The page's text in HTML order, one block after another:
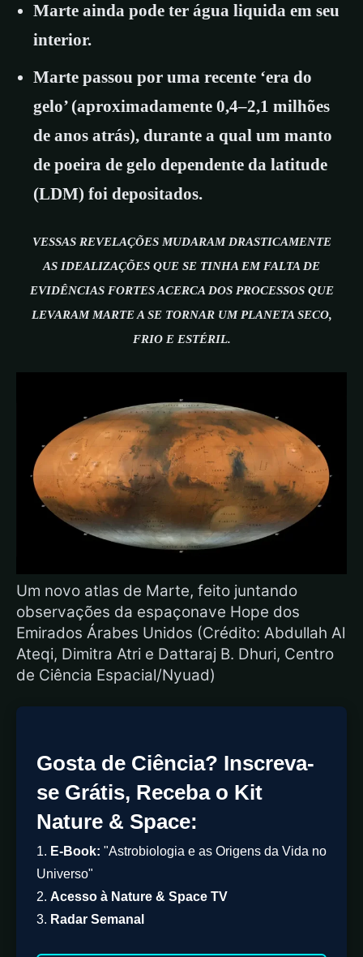
Marte ainda pode ter água liquida em seu
interior.
Marte passou por uma recente ‘era do
gelo’ (aproximadamente 0,4–2,1 milhões
de anos atrás), durante a qual um manto
de poeira de gelo dependente da latitude
(LDM) foi depositados.
VESSAS REVELAÇÕES MUDARAM DRASTICAMENTE
AS IDEALIZAÇÕES QUE SE TINHA EM FALTA DE
EVIDÊNCIAS FORTES ACERCA DOS PROCESSOS QUE
LEVARAM MARTE A SE TORNAR UM PLANETA SECO,
FRIO E ESTÉRIL.
Um novo atlas de Marte, feito juntando
observações da espaçonave Hope dos
Emirados Árabes Unidos (Crédito: Abdullah Al
Ateqi, Dimitra Atri e Dattaraj B. Dhuri, Centro
de Ciência Espacial/Nyuad)
Gosta de Ciência? Inscreva-
se Grátis, Receba o Kit
Nature & Space:
1. E-Book: "Astrobiologia e as Origens da Vida no
Universo"
2. Acesso à Nature & Space TV
3. Radar Semanal